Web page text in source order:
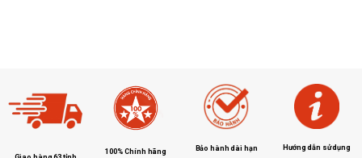
100% Chính hãng Bảo hành dài hạn Hướng dẫn sử dụng